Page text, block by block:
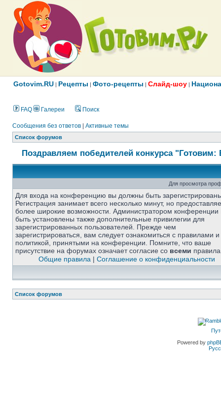
Gotovim.RU | Рецепты | Фото-рецепты | Слайд-шоу |
FAQ Галереи Поиск
Сообщения без ответов Активные темы
Список форумов
Поздравляем победителей конкурса
Для просмотра
Для входа на конференцию вы должны быть
Регистрация занимает всего несколько минут, но
более широкие возможности. Администратором конференции
быть установлены также дополнительные привилегии для
зарегистрированных пользователей. Прежде чем
зарегистрироваться, вам следует ознакомиться с правилами и
политикой, принятыми на конференции. Помните, что ваше
присутствие на форумах означает согласие со всеми
Общие правила |Соглашение о конфиденциальности
Список форумов
Powered by